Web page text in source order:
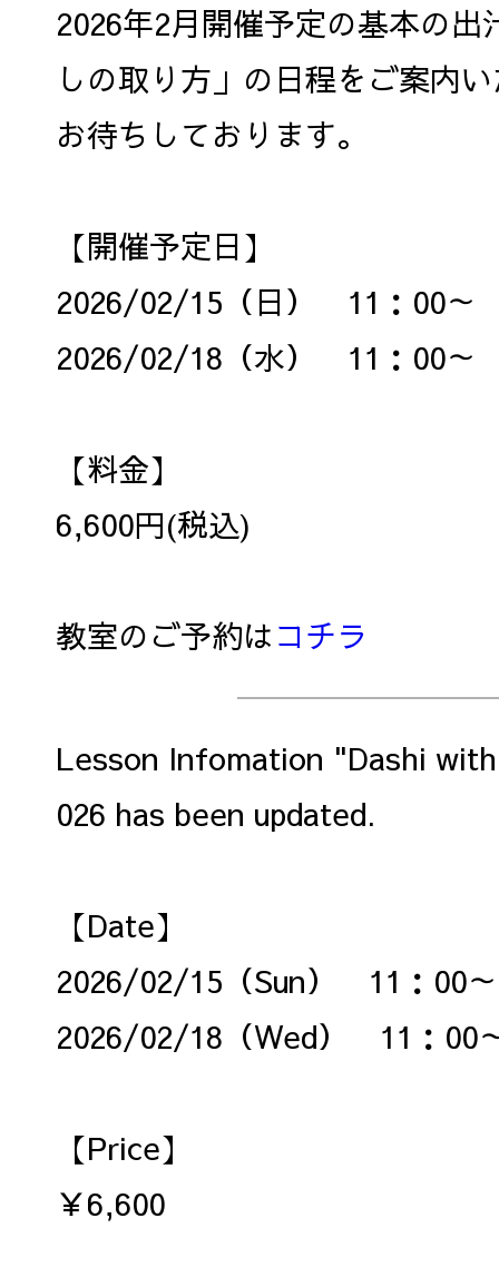
2026年2月開催予定の基本の出
しの取り方」の日程をご案内
お待ちしております。
【開催予定日】
2026/02/15（日） 11：00～
2026/02/18（水） 11：00
【料金】
6,600円(税込)
教室のご予約はコチラ
Lesson Infomation "Dashi
026 has been updated.
【Date】
2026/02/15（Sun） 11：00～
2026/02/18（Wed） 11：00
【Price】
￥6,600